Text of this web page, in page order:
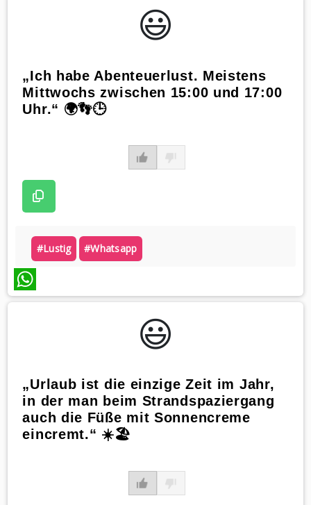
😃️
„Ich habe Abenteuerlust. Meistens
Mittwochs zwischen 15:00 und 17:00
Uhr.“ 🌍👣🕒
#lustig #whatsapp
WhatsApp
😃️
„Urlaub ist die einzige Zeit im Jahr,
in der man beim Strandspaziergang
auch die Füße mit Sonnencreme
eincremt.“ ☀️🏖️